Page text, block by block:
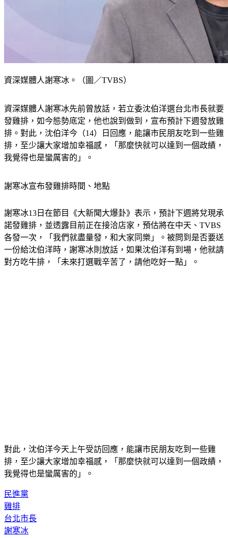
資深媒體人謝寒冰。（圖／TVBS）
資深媒體人謝寒冰先前曾放話，若立委沈伯洋選台北市長就要
發雞排，如今態勢底定，他也說到做到，宣布預計下週發放雞
排。對此，沈伯洋今（14）日回應，能讓市民朋友吃到一些雞
排，至少讓大家增加幸福感，「那麼快就可以達到一個政績，
我覺得也是蠻厲害的」。
謝寒冰宣布發雞排時間、地點
謝寒冰13日在節目《大新聞大爆卦》表示，預計下週將兌現承
諾發雞排，並透露目前正在接洽店家，預估將在中天、TVBS
各發一次，「我們就盡量發，和大家同樂」。被問到是否要送
一份給沈伯洋時，謝寒冰則放話，如果沈伯洋有到場，他就請
對方吃牛排，「未來打選戰辛苦了，請他吃好一點」。
對此，沈伯洋今天上午受訪回應，能讓市民朋友吃到一些雞
排，至少讓大家增加幸福感，「那麼快就可以達到一個政績，
我覺得也是蠻厲害的」。
民進黨
雞排
台北市長
謝寒冰